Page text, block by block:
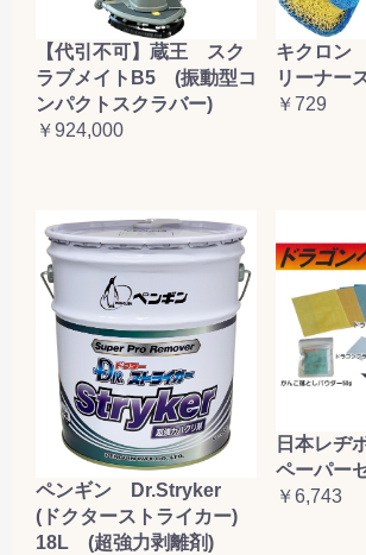
【代引不可】蔵王 スク
ラブメイトB5 (振動型コ
ンパクトスクラバー)
￥924,000
キクロン
リーナー
￥729
ペンギン Dr.Stryker
(ドクターストライカー)
18L (超強力剥離剤)
日本レヂ
ペーパー
￥6,743